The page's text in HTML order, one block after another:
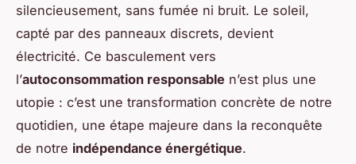
silencieusement, sans fumée ni bruit. Le soleil,
capté par des panneaux discrets, devient
électricité. Ce basculement vers
l’autoconsommation responsable n’est plus une
utopie : c’est une transformation concrète de notre
quotidien, une étape majeure dans la reconquête
de notre indépendance énergétique.